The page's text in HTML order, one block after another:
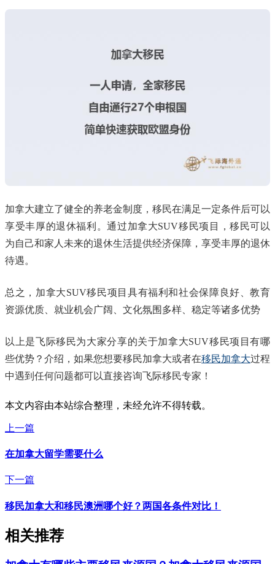
加拿大建立了健全的养老金制度，移民在满足一定条件后可以
享受丰厚的退休福利。通过加拿大SUV移民项目，移民可以
为自己和家人未来的退休生活提供经济保障，享受丰厚的退休
待遇。
总之，加拿大SUV移民项目具有福利和社会保障良好、教育
资源优质、就业机会广阔、文化氛围多样、稳定等诸多优势
以上是飞际移民为大家分享的关于加拿大SUV移民项目有哪
些优势？介绍，如果您想要移民加拿大或者在移民加拿大过程
中遇到任何问题都可以直接咨询飞际移民专家！
本文内容由本站综合整理，未经允许不得转载。
上一篇
在加拿大留学需要什么
下一篇
移民加拿大和移民澳洲哪个好？两国各条件对比！
相关推荐